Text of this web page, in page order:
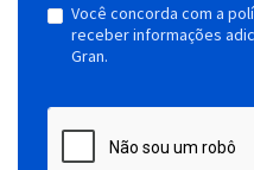
Você concorda com a
receber informações
Gran.